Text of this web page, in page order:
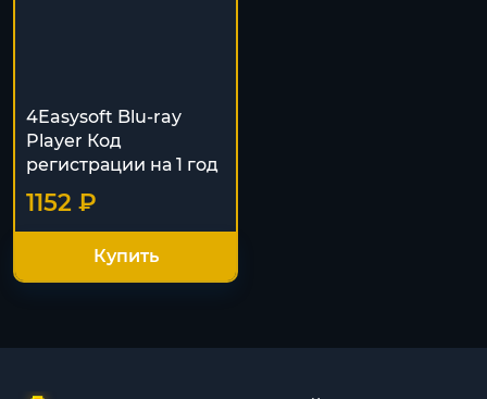
4Easysoft Blu-ray
Player Код
регистрации на 1 год
1152 ₽
Купить